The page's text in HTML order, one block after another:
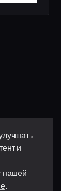
и
нашей
.